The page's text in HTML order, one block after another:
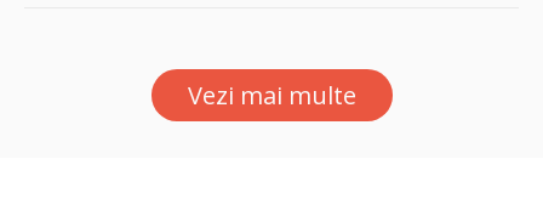
al Republicii Moldova.
Vezi mai multe